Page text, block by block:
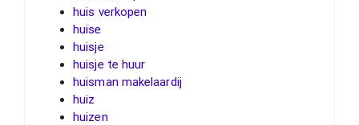
huis verkopen
huise
huisje
huisje te huur
huisman makelaardij
huiz
huizen